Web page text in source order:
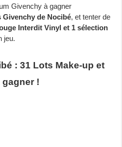
Givenchy de Nocibé, et tenter de
Interdit Vinyl et 1 sélection
jeu.
: 31 Lots Make-up et
gagner !